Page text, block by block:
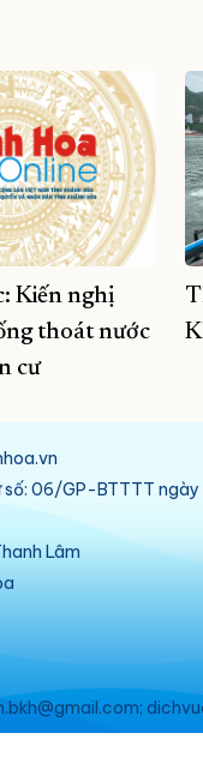
Kiến nghị
thoát nước
cư
số: 06/GP-BTTTT
Lâm